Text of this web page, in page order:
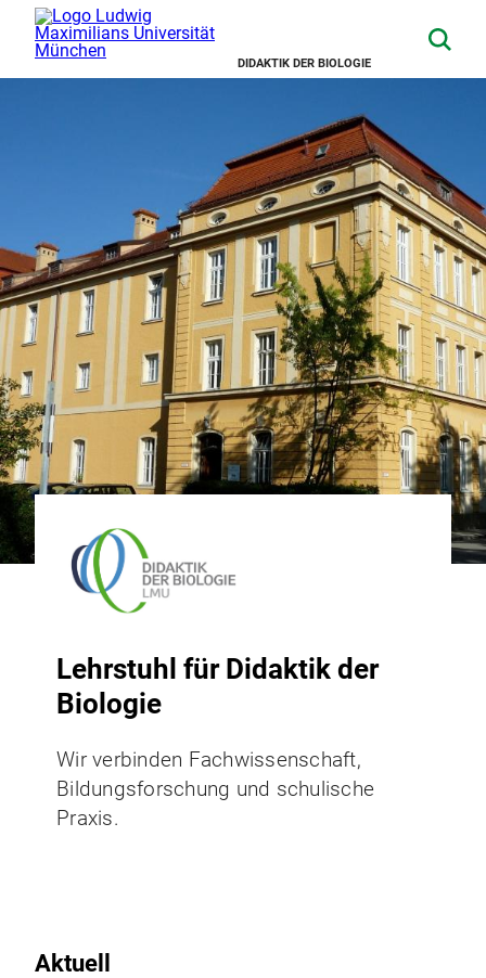
DIDAKTIK DER BIOLOGIE
Lehrstuhl für Didaktik der
Biologie
Wir verbinden Fachwissenschaft,
Bildungsforschung und schulische
Praxis.
Aktuell